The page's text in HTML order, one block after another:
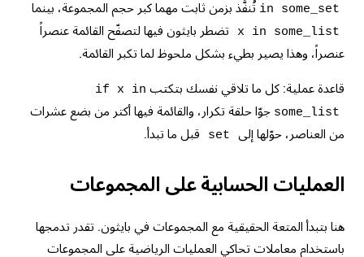
in some_set تُنفَّذ بزمن ثابت مهما كبر حجم المجموعة، بينما
x in some_list
تضطر بايثون فيها لتصفّح القائمة عنصراً
عنصراً، وهذا يصير بطيء بشكل ملحوظ لما تكبر القائمة.
قاعدة عملية: كل ما تلاقي نفسك بتكتب if x in
some_list جوّا حلقة تكرار، والقائمة فيها أكتر من بضع عشرات
من العناصر، حوّلها إلى
set قبل ما تبدأ.
العمليات الحسابية على المجموعات
هنا بتبدأ المتعة الحقيقية مع المجموعات في بايثون. تقدر تدمجها
باستخدام معاملات تحاكي العمليات الرياضية على المجموعات